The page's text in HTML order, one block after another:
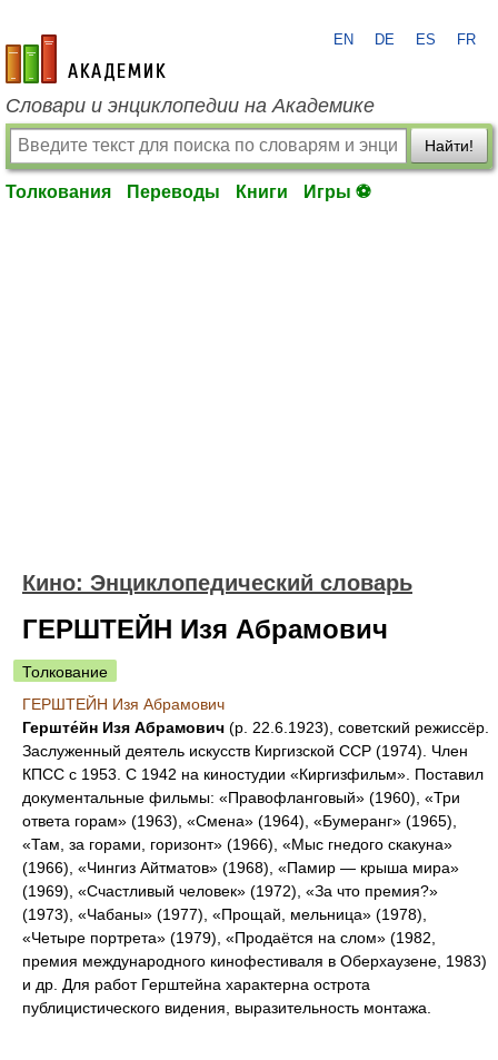
academic.ru
EN DE ES FR
Словари и энциклопедии на Академике
Найти!
Толкования Переводы Книги Игры ⚽
Кино: Энциклопедический словарь
ГЕРШТЕЙН Изя Абрамович
Толкование
ГЕРШТЕЙН Изя Абрамович
Герште́йн Изя Абрамович (р. 22.6.1923), советский режиссёр.
Заслуженный деятель искусств Киргизской ССР (1974). Член
КПСС с 1953. С 1942 на киностудии «Киргизфильм». Поставил
документальные фильмы: «Правофланговый» (1960), «Три
ответа горам» (1963), «Смена» (1964), «Бумеранг» (1965),
«Там, за горами, горизонт» (1966), «Мыс гнедого скакуна»
(1966), «Чингиз Айтматов» (1968), «Памир — крыша мира»
(1969), «Счастливый человек» (1972), «За что премия?»
(1973), «Чабаны» (1977), «Прощай, мельница» (1978),
«Четыре портрета» (1979), «Продаётся на слом» (1982,
премия международного кинофестиваля в Оберхаузене, 1983)
и др. Для работ Герштейна характерна острота
публицистического видения, выразительность монтажа.